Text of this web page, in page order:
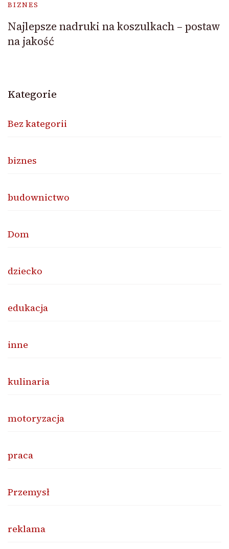
BIZNES
Najlepsze nadruki na koszulkach – postaw
na jakość
Kategorie
Bez kategorii
biznes
budownictwo
Dom
dziecko
edukacja
inne
kulinaria
motoryzacja
praca
Przemysł
reklama